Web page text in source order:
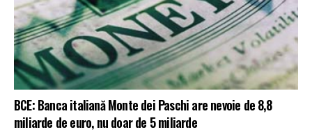
BCE: Banca italiană Monte dei Paschi are nevoie de 8,8
miliarde de euro, nu doar de 5 miliarde